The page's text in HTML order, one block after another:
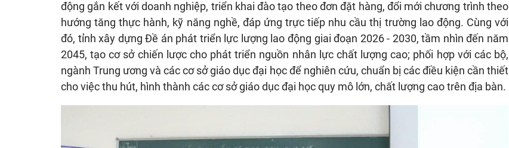
động gắn kết với doanh nghiệp, triển khai đào tạo theo đơn đặt hàng, đổi mới chương trình theo
hướng tăng thực hành, kỹ năng nghề, đáp ứng trực tiếp nhu cầu thị trường lao động. Cùng với
đó, tỉnh xây dựng Đề án phát triển lực lượng lao động giai đoạn 2026 - 2030, tầm nhìn đến năm
2045, tạo cơ sở chiến lược cho phát triển nguồn nhân lực chất lượng cao; phối hợp với các bộ,
ngành Trung ương và các cơ sở giáo dục đại học để nghiên cứu, chuẩn bị các điều kiện cần thiết
cho việc thu hút, hình thành các cơ sở giáo dục đại học quy mô lớn, chất lượng cao trên địa bàn.